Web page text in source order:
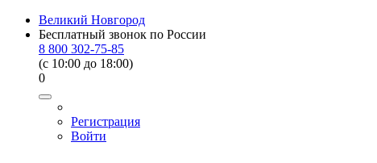
Великий Новгород
Бесплатный звонок по России
8 800 302-75-85
(c 10:00 до 18:00)
0
Регистрация
Войти